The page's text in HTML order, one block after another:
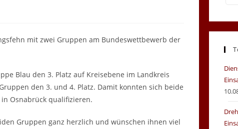
mit zwei Gruppen am Bundeswettbewerb der
Blau den 3. Platz auf Kreisebene im Landkreis
den 3. und 4. Platz. Damit konnten sich beide
Osnabrück qualifizieren.
Gruppen ganz herzlich und wünschen ihnen viel
in